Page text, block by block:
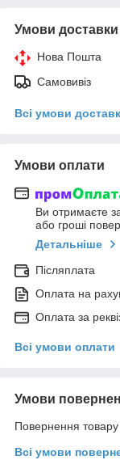
Умови доставки
Нова Пошта
Самовивіз
Всі умови
Умови оплати
Ви отримаєте
або гроші
Детальніше
Післяплата
Оплата на
Оплата за
Всі умови оплати
Умови
Повернення
Всі умови